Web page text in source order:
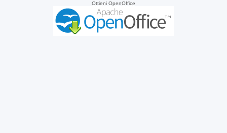
Ottieni OpenOffice